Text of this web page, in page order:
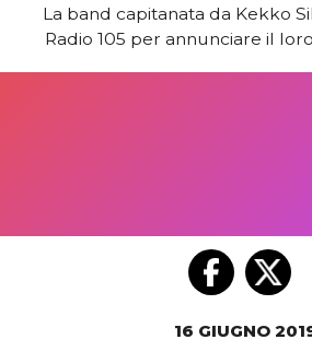
La band capitanata da Kekko
Radio 105 per annunciare il
16 GIUGNO